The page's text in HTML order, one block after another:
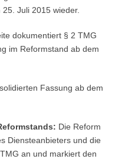
Juli 2015 wieder.
dokumentiert § 2 TMG
im Reformstand ab dem
Fassung ab dem
Die Reform
Diensteanbieters und die
an und markiert den